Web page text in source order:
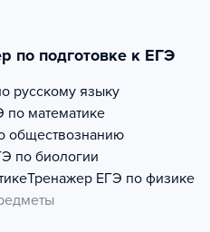
по подготовке к ЕГЭ
русскому языку
по математике
обществознанию
по биологии
Тренажер ЕГЭ по физике